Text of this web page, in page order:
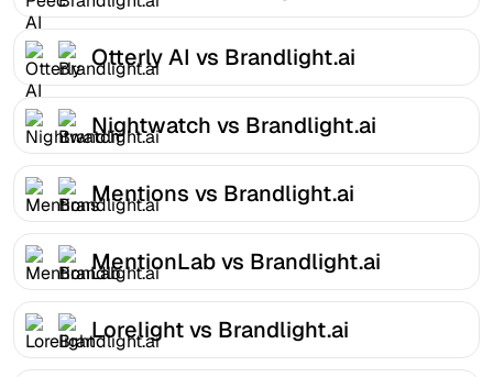
Otterly AI vs Brandlight.ai
Nightwatch vs Brandlight.ai
Mentions vs Brandlight.ai
MentionLab vs Brandlight.ai
Lorelight vs Brandlight.ai